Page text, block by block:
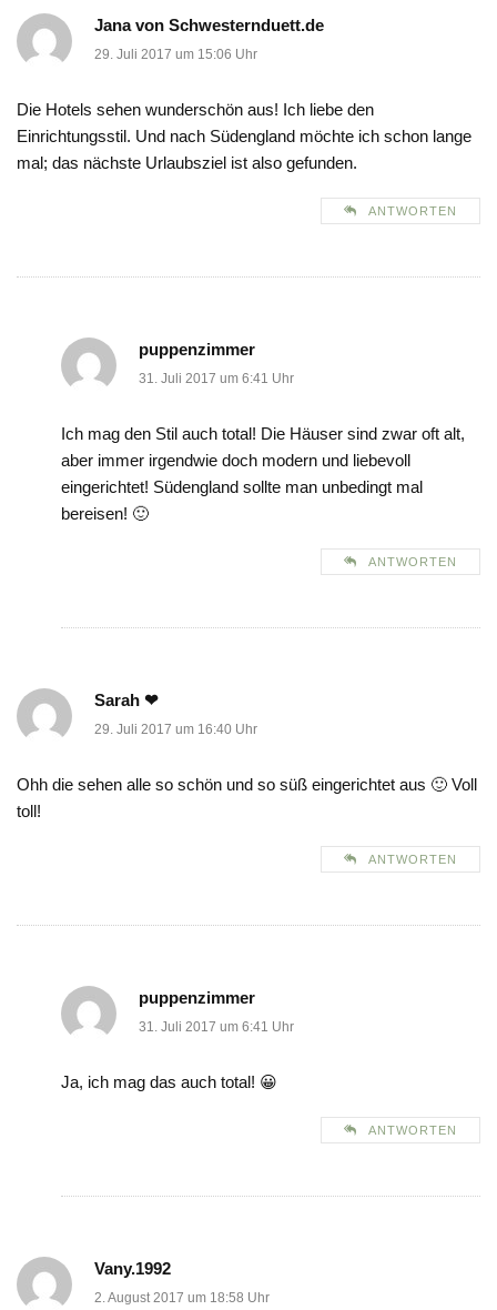
Jana von Schwesternduett.de
29. Juli 2017 um 15:06 Uhr
Die Hotels sehen wunderschön aus! Ich liebe den
Einrichtungsstil. Und nach Südengland möchte ich schon lange
mal; das nächste Urlaubsziel ist also gefunden.
ANTWORTEN
puppenzimmer
31. Juli 2017 um 6:41 Uhr
Ich mag den Stil auch total! Die Häuser sind zwar oft alt,
aber immer irgendwie doch modern und liebevoll
eingerichtet! Südengland sollte man unbedingt mal
bereisen! 🙂
ANTWORTEN
Sarah ❤
29. Juli 2017 um 16:40 Uhr
Ohh die sehen alle so schön und so süß eingerichtet aus 🙂 Voll
toll!
ANTWORTEN
puppenzimmer
31. Juli 2017 um 6:41 Uhr
Ja, ich mag das auch total! 😀
ANTWORTEN
Vany.1992
2. August 2017 um 18:58 Uhr